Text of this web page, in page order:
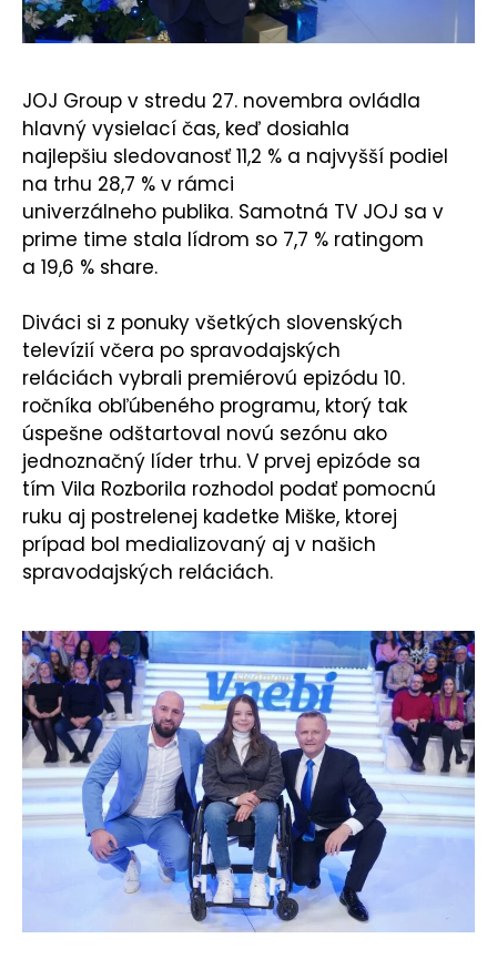
JOJ Group v stredu 27. novembra ovládla
hlavný vysielací čas, keď dosiahla
najlepšiu sledovanosť 11,2 % a najvyšší podiel
na trhu 28,7 % v rámci
univerzálneho publika. Samotná TV JOJ sa v
prime time stala lídrom so 7,7 % ratingom
a 19,6 % share.
Diváci si z ponuky všetkých slovenských
televízií včera po spravodajských
reláciách vybrali premiérovú epizódu 10.
ročníka obľúbeného programu, ktorý tak
úspešne odštartoval novú sezónu ako
jednoznačný líder trhu. V prvej epizóde sa
tím Vila Rozborila rozhodol podať pomocnú
ruku aj postrelenej kadetke Miške, ktorej
prípad bol medializovaný aj v našich
spravodajských reláciách.